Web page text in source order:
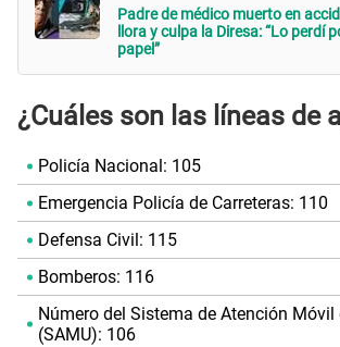
Padre de médico muerto en
llora y culpa la Diresa: “Lo perdí
papel”
¿Cuáles son las líneas de
Policía Nacional: 105
Emergencia Policía de Carreteras: 110
Defensa Civil: 115
Bomberos: 116
Número del Sistema de Atención Móvil
(SAMU): 106